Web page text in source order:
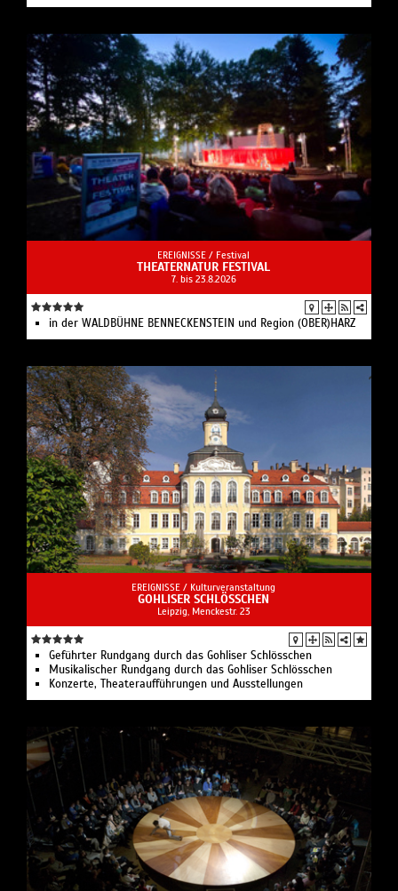
EREIGNISSE / Festival
THEATERNATUR FESTIVAL
7. bis 23.8.2026
in der WALDBÜHNE BENNECKENSTEIN und Region (OBER)HARZ
EREIGNISSE / Kulturveranstaltung
GOHLISER SCHLÖSSCHEN
Leipzig, Menckestr. 23
Geführter Rundgang durch das Gohliser Schlösschen
Musikalischer Rundgang durch das Gohliser Schlösschen
Konzerte, Theateraufführungen und Ausstellungen